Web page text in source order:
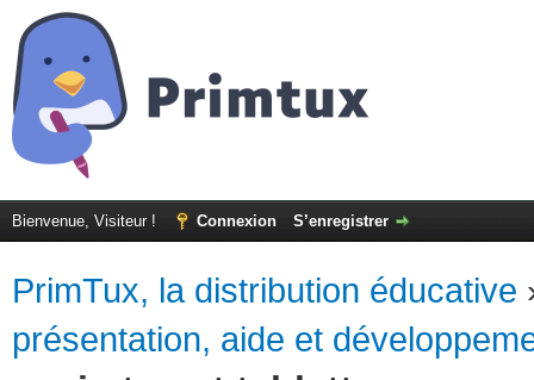
Bienvenue, Visiteur ! Connexion S’enregistrer
PrimTux, la distribution éducative
présentation, aide et